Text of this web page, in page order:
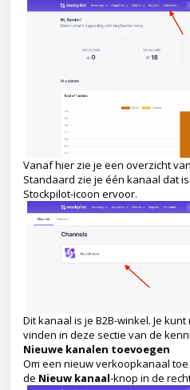
Vanaf hier zie je een overzicht
Standaard zie je één kanaal dat
Stockpilot-icoon ervoor.
Dit kanaal is je B2B-winkel. Je
vinden in deze sectie van de
Nieuwe kanalen toevoegen
Om een nieuw verkoopkanaal
de Nieuw kanaal-knop in de